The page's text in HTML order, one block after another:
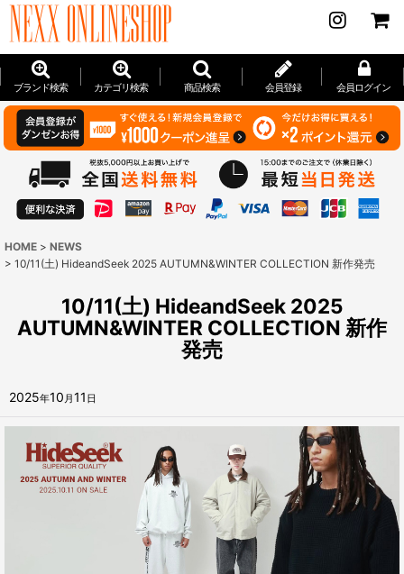
ブランド検索 カテゴリ検索 商品検索 会員登録 会員ログイン
HOME > NEWS
> 10/11(土) HideandSeek 2025 AUTUMN&WINTER COLLECTION 新作発売
10/11(土) HideandSeek 2025
AUTUMN&WINTER COLLECTION 新作
発売
2025年10 月11 日